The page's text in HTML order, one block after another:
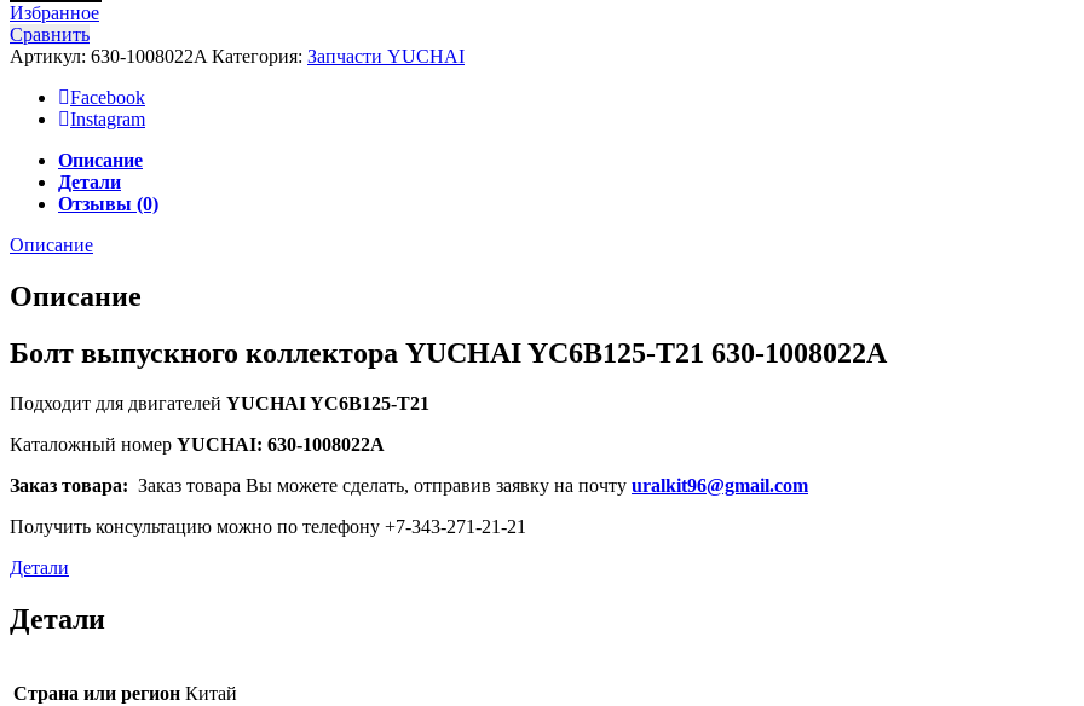
Избранное
Сравнить
Артикул: 630-1008022A Категория: Запчасти YUCHAI
Facebook
Instagram
Описание
Детали
Отзывы (0)
Описание
Описание
Болт выпускного коллектора YUCHAI YC6B125-T21 630-1008022A
Подходит для двигателей YUCHAI YC6B125-T21
Каталожный номер YUCHAI: 630-1008022A
Заказ товара: Заказ товара Вы можете сделать, отправив заявку на почту uralkit96@gmail.com
Получить консультацию можно по телефону +7-343-271-21-21
Детали
Детали
Страна или регион Китай